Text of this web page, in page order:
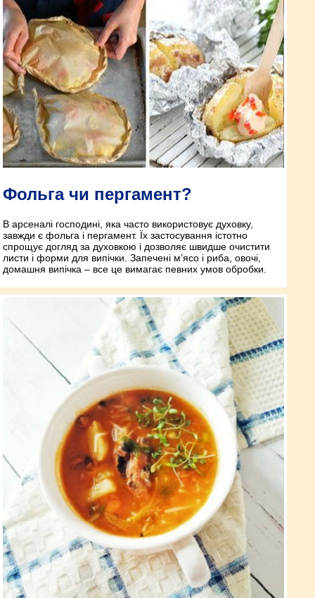
Фольга чи пергамент?
В арсеналі господині, яка часто використовує духовку,
завжди є фольга і пергамент. Їх застосування істотно
спрощує догляд за духовкою і дозволяє швидше очистити
листи і форми для випічки. Запечені м’ясо і риба, овочі,
домашня випічка – все це вимагає певних умов обробки.